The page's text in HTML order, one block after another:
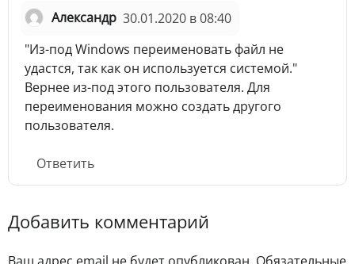
Александр 30.01.2020 в 08:40
"Из-под Windows переименовать файл не
удастся, так как он используется системой."
Вернее из-под этого пользователя. Для
переименования можно создать другого
пользователя.
Ответить
Добавить комментарий